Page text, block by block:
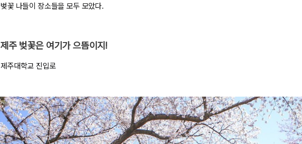
벚꽃 나들이 장소들을 모두 모았다.
제주 벚꽃은 여기가 으뜸이지!
제주대학교 진입로